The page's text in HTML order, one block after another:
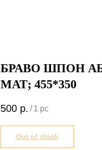
БРАВО ШПОН
МАТ; 455*350
500 р. / 1 pc
Out of stock